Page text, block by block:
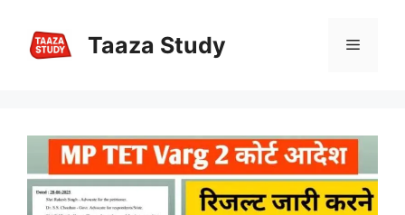
content
Taaza Study Menu